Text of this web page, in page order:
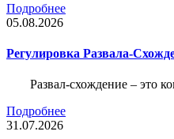
Подробнее
05.08.2026
Регулировка Развала-
Развал-схождение – это
Подробнее
31.07.2026